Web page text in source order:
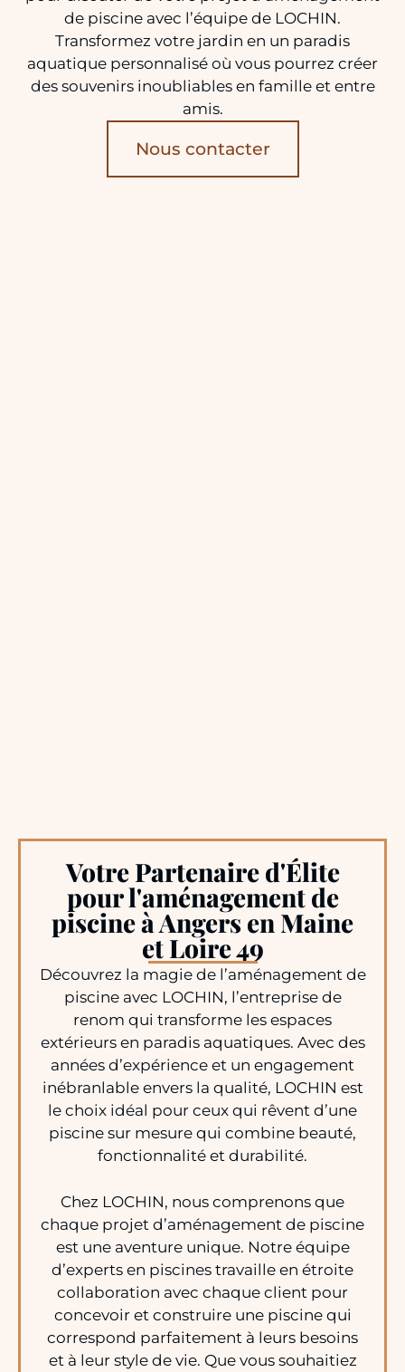
de piscine avec l’équipe de LOCHIN.
Transformez votre jardin en un paradis
aquatique personnalisé où vous pourrez créer
des souvenirs inoubliables en famille et entre
amis.
Nous contacter
Votre Partenaire d'Élite
pour l'aménagement de
piscine à Angers en Maine
et Loire 49
Découvrez la magie de l’aménagement de
piscine avec LOCHIN, l’entreprise de
renom qui transforme les espaces
extérieurs en paradis aquatiques. Avec des
années d’expérience et un engagement
inébranlable envers la qualité, LOCHIN est
le choix idéal pour ceux qui rêvent d’une
piscine sur mesure qui combine beauté,
fonctionnalité et durabilité.
Chez LOCHIN, nous comprenons que
chaque projet d’aménagement de piscine
est une aventure unique. Notre équipe
d’experts en piscines travaille en étroite
collaboration avec chaque client pour
concevoir et construire une piscine qui
correspond parfaitement à leurs besoins
et à leur style de vie. Que vous souhaitiez